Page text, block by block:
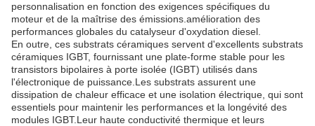
personnalisation en fonction des exigences spécifiques du
moteur et de la maîtrise des émissions.amélioration des
performances globales du catalyseur d'oxydation diesel.
En outre, ces substrats céramiques servent d'excellents substrats
céramiques IGBT, fournissant une plate-forme stable pour les
transistors bipolaires à porte isolée (IGBT) utilisés dans
l'électronique de puissance.Les substrats assurent une
dissipation de chaleur efficace et une isolation électrique, qui sont
essentiels pour maintenir les performances et la longévité des
modules IGBT.Leur haute conductivité thermique et leurs